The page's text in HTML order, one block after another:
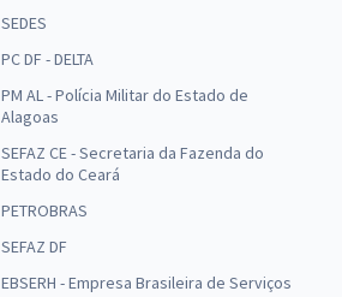
SEDES
PC DF - DELTA
PM AL - Polícia Militar do Estado de
Alagoas
SEFAZ CE - Secretaria da Fazenda do
Estado do Ceará
PETROBRAS
SEFAZ DF
EBSERH - Empresa Brasileira de Serviços